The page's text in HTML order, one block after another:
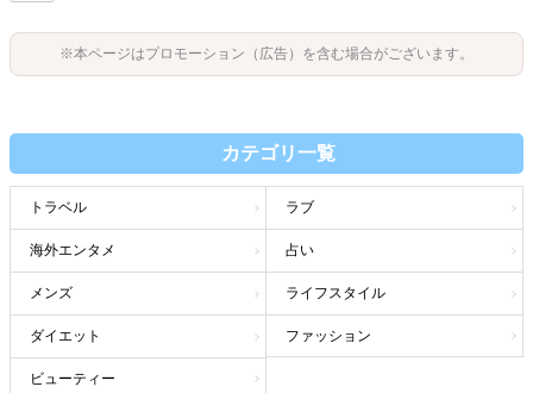
※本ページはプロモーション（広告）を含む場合がございます。
カテゴリ一覧
トラベル ラブ
海外エンタメ 占い
メンズ ライフスタイル
ダイエット ファッション
ビューティー